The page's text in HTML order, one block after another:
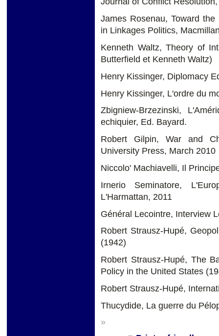
James Rosenau, Toward
in Linkages Politics,
Kenneth Waltz, Theory of
Butterfield et Kenneth Waltz)
Henry Kissinger, Diplomacy
Henry Kissinger, L'ordre du
Zbigniew-Brzezinski,
echiquier, Ed. Bayard.
Robert Gilpin, War and
University Press, March 2010
Niccolo' Machiavelli, Il
Irnerio Seminatore,
L'Harmattan, 2011
Général Lecointre, Interview
Robert Strausz-Hupé,
(1942)
Robert Strausz-Hupé, The
Policy in the United States
Robert Strausz-Hupé,
Thucydide, La guerre du
»